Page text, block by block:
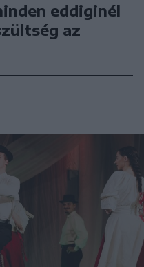
eddiginél
az